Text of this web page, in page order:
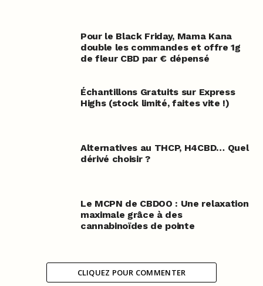
Pour le Black Friday, Mama Kana
double les commandes et offre 1g
de fleur CBD par € dépensé
Échantillons Gratuits sur Express
Highs (stock limité, faites vite !)
Alternatives au THCP, H4CBD… Quel
dérivé choisir ?
Le MCPN de CBDOO : Une relaxation
maximale grâce à des
cannabinoïdes de pointe
CLIQUEZ POUR COMMENTER